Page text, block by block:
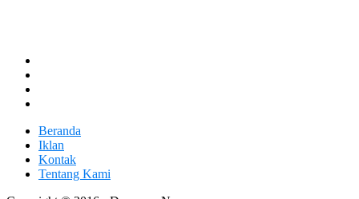
Beranda
Iklan
Kontak
Tentang Kami